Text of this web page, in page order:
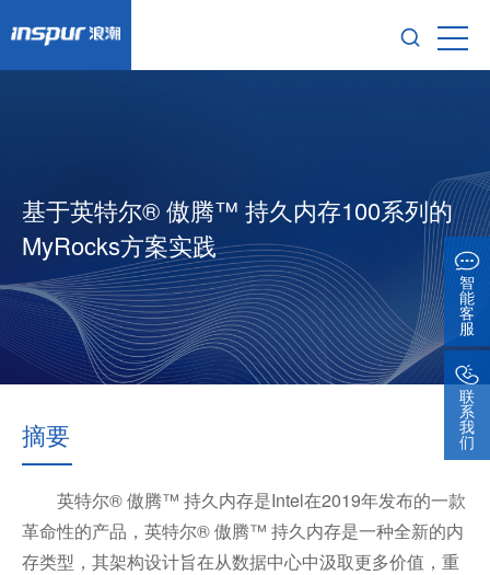
基于英特尔® 傲腾™ 持久内存100系列的
MyRocks方案实践
摘要
英特尔® 傲腾™ 持久内存是Intel在2019年发布的一款
革命性的产品，英特尔® 傲腾™ 持久内存是一种全新的内
存类型，其架构设计旨在从数据中心中汲取更多价值，重
智
能
客
服
联
系
我
们